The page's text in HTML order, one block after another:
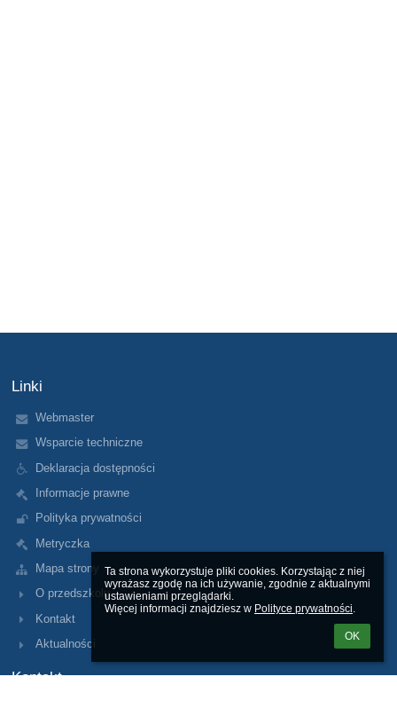
Ta strona wykorzystuje pliki cookies. Korzystając z niej
wyrażasz zgodę na ich używanie, zgodnie z aktualnymi
ustawieniami przeglądarki.
Więcej informacji znajdziesz w Polityce prywatności.
OK
Linki
Webmaster
Wsparcie techniczne
Deklaracja dostępności
Informacje prawne
Polityka prywatności
Metryczka
Mapa strony
O przedszkolu
Kontakt
Aktualności
Kontakt